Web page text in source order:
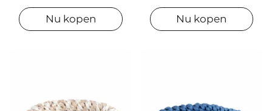
Nu kopen Nu kopen